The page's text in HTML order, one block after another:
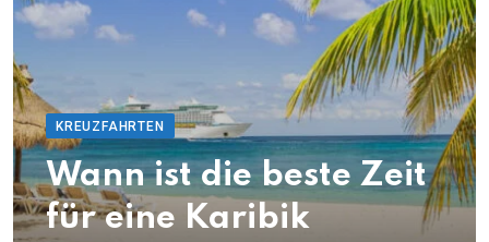
KREUZFAHRTEN
Wann ist die beste Zeit
für eine Karibik